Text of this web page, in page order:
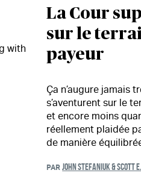
with
La Cour
sur le
payeur
Ça n’augure jamais
s’aventurent sur le
et encore moins
réellement plaidée
de manière
PARJOHN STEFANIUK & SCOTT